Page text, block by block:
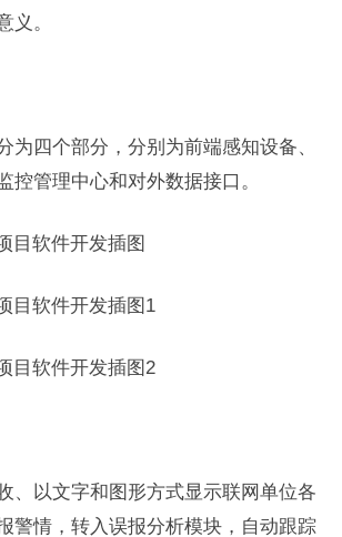
义。
为四个部分，分别为前端感知设备、
控管理中心和对外数据接口。
、以文字和图形方式显示联网单位各
警情，转入误报分析模块，自动跟踪